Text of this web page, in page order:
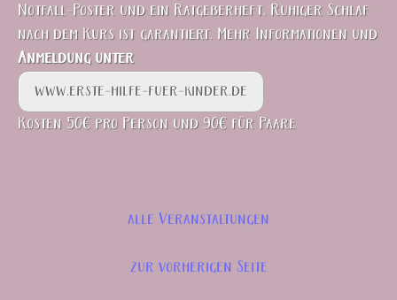
Notfall-Poster und ein Ratgeberheft. Ruhiger Schlaf
nach dem Kurs ist garantiert. Mehr Informationen und
Anmeldung unter
www.erste-hilfe-fuer-kinder.de
Kosten 50€ pro Person und 90€ für Paare
alle Veranstaltungen
zur vorherigen Seite